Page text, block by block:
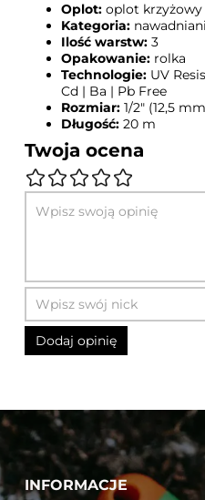
Oplot: oplot krzyżowy
Kategoria:
Ilość warstw: 3
Opakowanie: rolka
Technologie: UV
Cd | Ba | Pb Free
Rozmiar: 1/2" (12,5
Długość: 20 m
Twoja ocena
INFORMACJE